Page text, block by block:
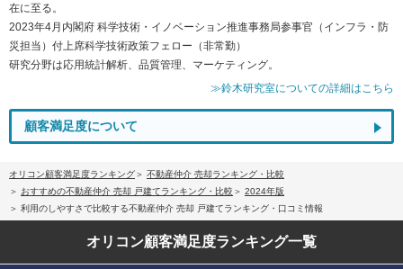
在に至る。
2023年4月内閣府 科学技術・イノベーション推進事務局参事官（インフラ・防
災担当）付上席科学技術政策フェロー（非常勤）
研究分野は応用統計解析、品質管理、マーケティング。
≫鈴木研究室についての詳細はこちら
顧客満足度について
オリコン顧客満足度ランキング
不動産仲介 売却ランキング・比較
おすすめの不動産仲介 売却 戸建てランキング・比較
2024年版
利用のしやすさで比較する不動産仲介 売却 戸建てランキング・口コミ情報
オリコン顧客満足度ランキング一覧